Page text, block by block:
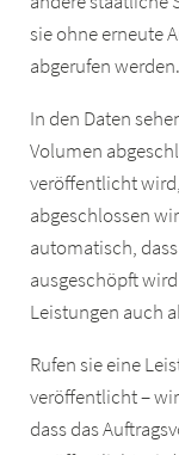
sie ohne erneute
abgerufen werden.
In den Daten
Volumen
veröffentlicht
abgeschlossen
automatisch,
ausgeschöpft
Leistungen auch
Rufen sie eine
veröffentlicht –
dass das